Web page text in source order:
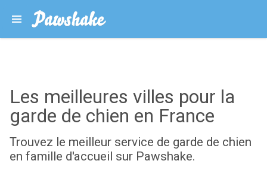
Les meilleures villes pour la
garde de chien en France
Trouvez le meilleur service de garde de chien
en famille d'accueil sur Pawshake.